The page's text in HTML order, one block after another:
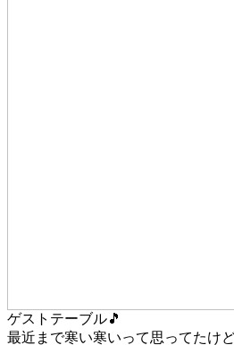
ゲストテーブル🎵
最近まで寒い寒いって思ってたけ